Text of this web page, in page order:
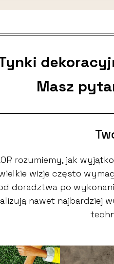
Masz
rozumiemy, jak
wizje często
doradztwa po
nawet najbardziej